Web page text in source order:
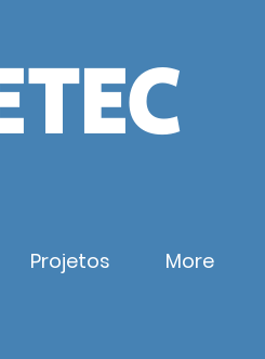
Projetos More